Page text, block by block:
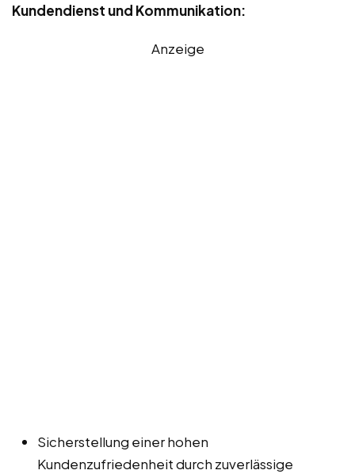
Kundendienst und Kommunikation:
Anzeige
Sicherstellung einer hohen
Kundenzufriedenheit durch zuverlässige